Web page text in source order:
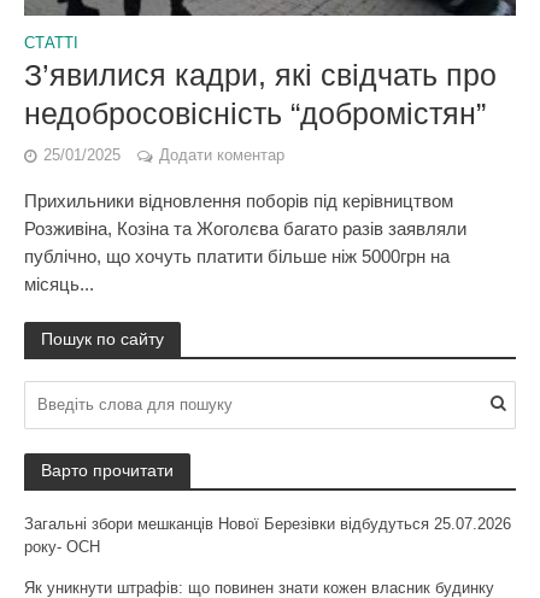
СТАТТІ
З’явилися кадри, які свідчать про
недобросовісність “добромістян”
25/01/2025 Додати коментар
Прихильники відновлення поборів під керівництвом
Розживіна, Козіна та Жоголєва багато разів заявляли
публічно, що хочуть платити більше ніж 5000грн на
місяць...
Пошук по сайту
Варто прочитати
Загальні збори мешканців Нової Березівки відбудуться 25.07.2026
року- ОСН
Як уникнути штрафів: що повинен знати кожен власник будинку